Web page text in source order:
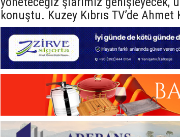
konuştu. Kuzey Kıbrıs TV’de Ahmet